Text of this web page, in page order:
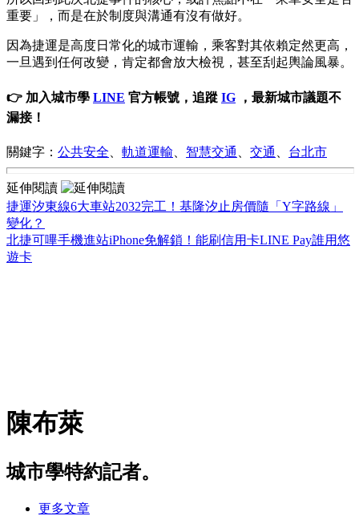
重要」，而是在於制度與溝通有沒有做好。
因為捷運是高度日常化的城市運輸，乘客對其依賴定然更高，
一旦遇到任何改變，肯定都會放大檢視，甚至刮起輿論風暴。
👉 加入城市學 LINE 官方帳號，追蹤 IG ，最新城市議題不
漏接！
關鍵字： 公共安全 軌道運輸 智慧交通 交通 台北市
延伸閱讀
捷運汐東線6大車站2032完工！基隆汐止房價隨「Y字路線」
變化？
北捷可嗶手機進站iPhone免解鎖！能刷信用卡LINE Pay誰用悠
遊卡
陳布萊
城市學特約記者。
更多文章